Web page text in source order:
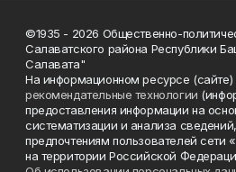
©1935 - 2026 Общественно-
Салаватского района Республики
Салавата"
На информационном ресурсе
рекомендательные технологии
предоставления информации на
систематизации и анализа
предпочтениям пользователей сети
на территории Российской